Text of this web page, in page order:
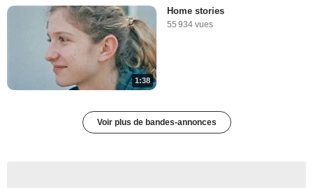
1:38
Home stories
55 934 vues
Voir plus de bandes-annonces